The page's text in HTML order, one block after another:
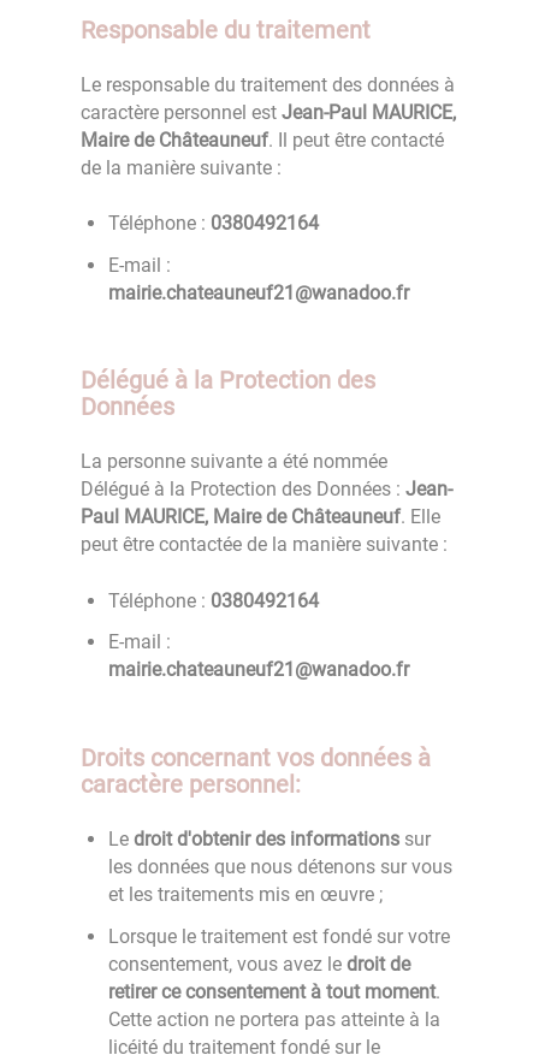
Responsable du traitement
Le responsable du traitement des données à
caractère personnel est Jean-Paul MAURICE,
Maire de Châteauneuf. Il peut être contacté
de la manière suivante :
Téléphone : 4612940830
E-mail :
rf.oodanaw@12fuenuaetahc.eiriam
Délégué à la Protection des
Données
La personne suivante a été nommée
Délégué à la Protection des Données :Jean-
Paul MAURICE, Maire de Châteauneuf. Elle
peut être contactée de la manière suivante :
Téléphone : 4612940830
E-mail :
rf.oodanaw@12fuenuaetahc.eiriam
Droits concernant vos données à
caractère personnel:
Ledroit d'obtenir des informations sur
les données que nous détenons sur vous
et les traitements mis en œuvre ;
Lorsque le traitement est fondé sur votre
consentement, vous avez le droit de
retirer ce consentement à tout moment.
Cette action ne portera pas atteinte à la
licéité du traitement fondé sur le